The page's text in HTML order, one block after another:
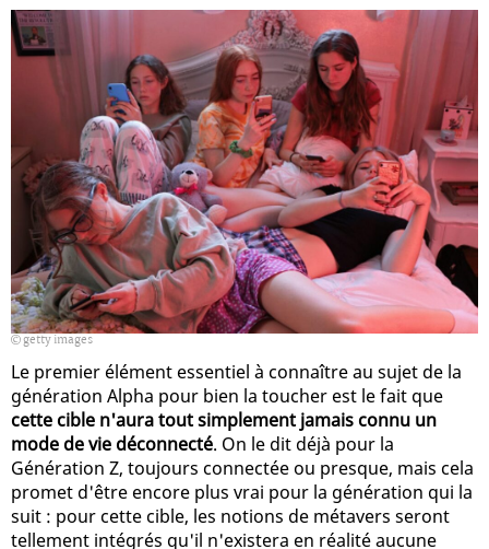
getty images
Le premier élément essentiel à connaître au sujet de la
génération Alpha pour bien la toucher est le fait que
cette cible n'aura tout simplement jamais connu un
mode de vie déconnecté. On le dit déjà pour la
Génération Z, toujours connectée ou presque, mais cela
promet d'être encore plus vrai pour la génération qui la
suit : pour cette cible, les notions de métavers seront
tellement intégrés qu'il n'existera en réalité aucune